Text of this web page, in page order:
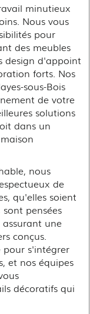
minutieux
Nous vous
pour
des meubles
design d'appoint
forts. Nos
sous-Bois
de votre
solutions
dans un
nous
de
qu'elles soient
pensées
une
conçus.
pour s'intégrer
et nos équipes
décoratifs qui